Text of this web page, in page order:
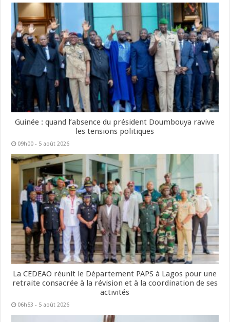
Guinée : quand l’absence du président Doumbouya ravive
les tensions politiques
09h00 - 5 août 2026
La CEDEAO réunit le Département PAPS à Lagos pour une
retraite consacrée à la révision et à la coordination de ses
activités
06h53 - 5 août 2026